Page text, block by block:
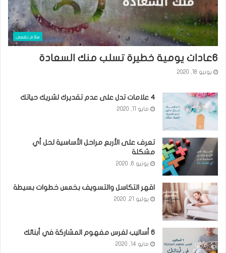
سلام نفسى
٦عادات يومية خطيرة تسلب منك السعادة
يونيو 18, 2020
٤ علامات تدل على عدم تقديرك لشريك حياتك
مايو 11, 2020
تعرف على الأربع مراحل الأساسية لحل أي
مشكلة
يونيو 6, 2020
اقهر التكاسل والتسويف بخمس خطوات بسيطة
يوليو 21, 2020
6 أساليب لغرس مفهوم المشاركة في أبنائك
مايو 14, 2020